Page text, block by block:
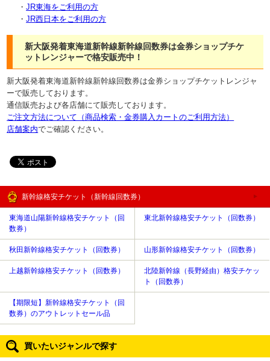
・JR東海をご利用の方
・JR西日本をご利用の方
新大阪発着東海道新幹線新幹線回数券は金券ショップチケ
ットレンジャーで格安販売中！
新大阪発着東海道新幹線新幹線回数券は金券ショップチケットレンジャ
ーで販売しております。
通信販売および各店舗にて販売しております。
ご注文方法について（商品検索・金券購入カートのご利用方法）
店舗案内でご確認ください。
新幹線格安チケット（新幹線回数券）
東海道山陽新幹線格安チケット（回
数券）
東北新幹線格安チケット（回数券）
秋田新幹線格安チケット（回数券） 山形新幹線格安チケット（回数券）
上越新幹線格安チケット（回数券）
北陸新幹線（長野経由）格安チケッ
ト（回数券）
【期限短】新幹線格安チケット（回
数券）のアウトレットセール品
買いたいジャンルで探す